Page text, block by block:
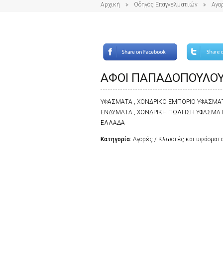
Αρχική Οδηγός Επαγγελματιών
ΑΦΟΙ
ΥΦΑΣΜΑΤΑ , ΧΟΝΔΡΙΚΟ ΕΜΠΟΡΙΟ
ΕΝΔΥΜΑΤΑ , ΧΟΝΔΡΙΚΗ ΠΩΛΗΣΗ
ΕΛΛΑΔΑ
Κατηγορία: Αγορές / Κλωστές και